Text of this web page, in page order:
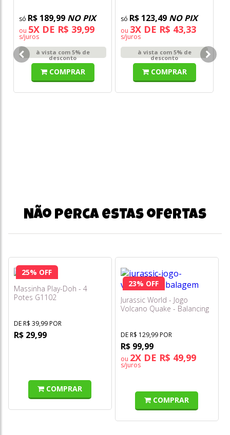
R$ 189,99 NO PIX
ou 5X DE R$ 39,99
s/juros
à vista com 5% de
desconto
COMPRAR
R$ 123,49 NO PIX
ou 3X DE R$ 43,33
s/juros
à vista com 5% de
desconto
COMPRAR
Não perca estas ofertas
25% OFF
Massinha Play-Doh - 4
Potes G1102
DE R$ 39,99 POR
R$ 29,99
COMPRAR
23% OFF
Jurassic World - Jogo
Volcano Quake - Balancing
DE R$ 129,99 POR
R$ 99,99
ou 2X DE R$ 49,99
s/juros
COMPRAR